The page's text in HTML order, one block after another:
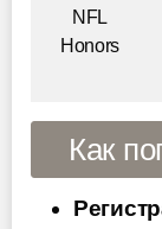
NFL
Honors
Как